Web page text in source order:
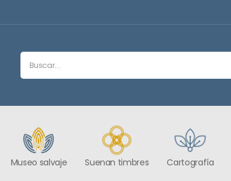
Museo salvaje Suenan timbres Cartografía